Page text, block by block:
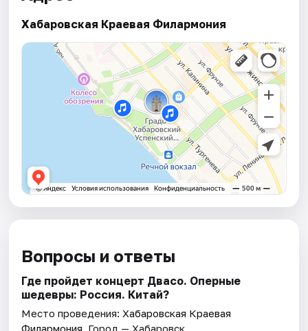
Хабаровская Краевая Филармония
Вопросы и ответы
Где пройдет концерт Двасо. Оперные
шедевры: Россия. Китай?
Место проведения:Хабаровская Краевая
Филармония. Город — Хабаровск.